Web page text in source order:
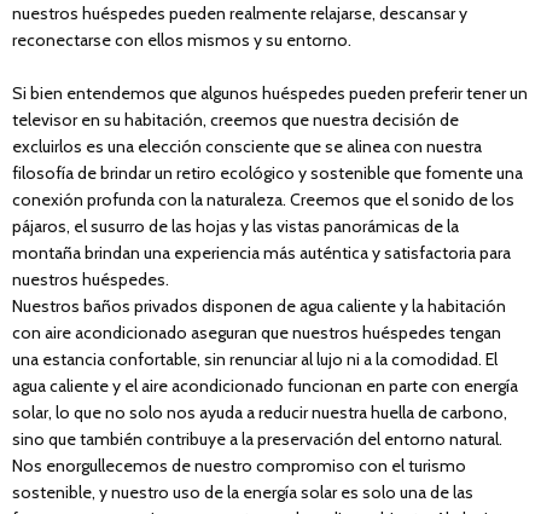
nuestros huéspedes pueden realmente relajarse, descansar y
reconectarse con ellos mismos y su entorno.
Si bien entendemos que algunos huéspedes pueden preferir tener un
televisor en su habitación, creemos que nuestra decisión de
excluirlos es una elección consciente que se alinea con nuestra
filosofía de brindar un retiro ecológico y sostenible que fomente una
conexión profunda con la naturaleza. Creemos que el sonido de los
pájaros, el susurro de las hojas y las vistas panorámicas de la
montaña brindan una experiencia más auténtica y satisfactoria para
nuestros huéspedes.
Nuestros baños privados disponen de agua caliente y la habitación
con aire acondicionado aseguran que nuestros huéspedes tengan
una estancia confortable, sin renunciar al lujo ni a la comodidad. El
agua caliente y el aire acondicionado funcionan en parte con energía
solar, lo que no solo nos ayuda a reducir nuestra huella de carbono,
sino que también contribuye a la preservación del entorno natural.
Nos enorgullecemos de nuestro compromiso con el turismo
sostenible, y nuestro uso de la energía solar es solo una de las